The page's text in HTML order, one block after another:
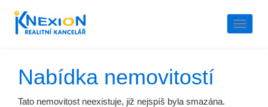
Nabídka nemovitostí
Tato nemovitost neexistuje, již nejspíš byla smazána.